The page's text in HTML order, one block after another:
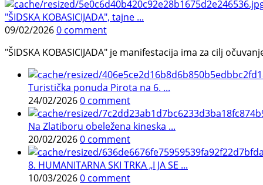
"ŠIDSKA KOBASICIJADA", tajne ...
09/02/20260 comment
"ŠIDSKA KOBASICIJADA" je manifestacija ima za cilj
Turistička ponuda Pirota na 6. ...
24/02/20260 comment
Na Zlatiboru obeležena kineska ...
20/02/20260 comment
8. HUMANITARNA SKI TRKA „I JA SE ...
10/03/20260 comment